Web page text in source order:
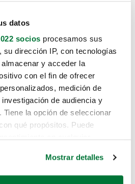
datos
socios procesamos sus
su dirección IP, con tecnologías
y acceder la
con el fin de ofrecer
medición de
de audiencia y
la opción de seleccionar
qué propósitos. Puede
Mostrar detalles
sabemos como
hasta aquí.
el coche que estás
estos enlaces: